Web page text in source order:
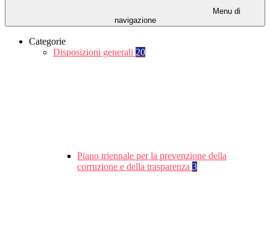
Menu di
navigazione
Categorie
Disposizioni generali 20
Piano triennale per la prevenzione della
corruzione e della trasparenza 3